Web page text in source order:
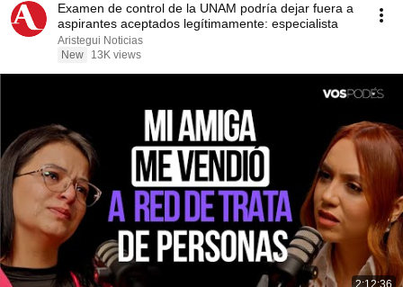
Examen de control de la UNAM podría dejar fuera a
aspirantes aceptados legítimamente: especialista
Aristegui Noticias
New
13K views
2:12:36